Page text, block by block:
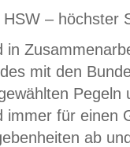
HSW – höchster
in
mit den
immer für einen
ab